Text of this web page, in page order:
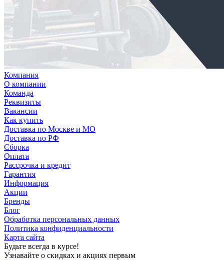
Компания
О компании
Команда
Реквизиты
Вакансии
Как купить
Доставка по Москве и МО
Доставка по РФ
Сборка
Оплата
Рассрочка и кредит
Гарантия
Информация
Акции
Бренды
Блог
Обработка персональных данных
Политика конфиденциальности
Карта сайта
Будьте всегда в курсе!
Узнавайте о скидках и акциях первым